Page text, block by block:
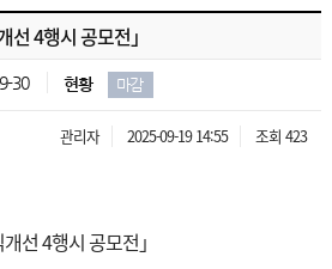
선 4행시 공모전」
30 현황 마감
관리자 2025-09-19 14:55 조회 423
선 4행시 공모전」